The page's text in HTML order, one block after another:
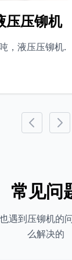
压压铆机
，液压压铆机.
常见问
遇到压铆机的
么解决的